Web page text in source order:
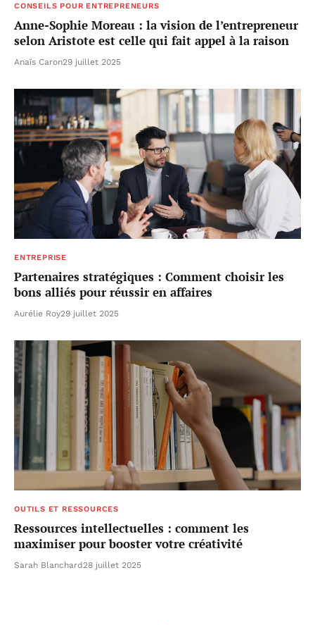
CONSEILS POUR ENTREPRENEURS
Anne-Sophie Moreau : la vision de l’entrepreneur
selon Aristote est celle qui fait appel à la raison
Anaïs Caron29 juillet 2025
ENTREPRISE
Partenaires stratégiques : Comment choisir les
bons alliés pour réussir en affaires
Aurélie Roy29 juillet 2025
OUTILS ET RESSOURCES
Ressources intellectuelles : comment les
maximiser pour booster votre créativité
Sarah Blanchard28 juillet 2025